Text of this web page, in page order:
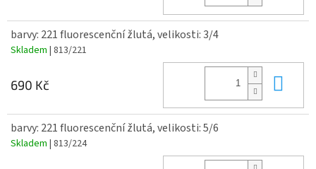
barvy: 221 fluorescenční žlutá, velikosti: 3/4
Skladem | 813/221
690 Kč
barvy: 221 fluorescenční žlutá, velikosti: 5/6
Skladem | 813/224